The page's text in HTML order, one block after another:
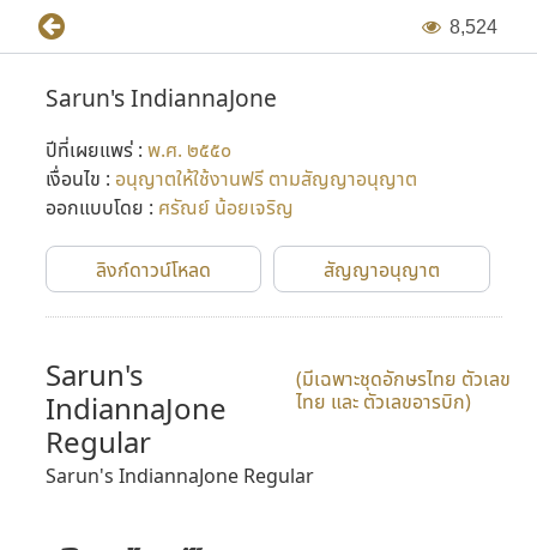
8,524
Sarun's IndiannaJone
ปีที่เผยแพร่ : พ.ศ. ๒๕๕๐
เงื่อนไข : อนุญาตให้ใช้งานฟรี ตามสัญญาอนุญาต
ออกแบบโดย : ศรัณย์ น้อยเจริญ
ลิงก์ดาวน์โหลด สัญญาอนุญาต
Sarun's
IndiannaJone
Regular
(มีเฉพาะชุดอักษรไทย ตัวเลข
ไทย และ ตัวเลขอารบิก)
Sarun's IndiannaJone Regular